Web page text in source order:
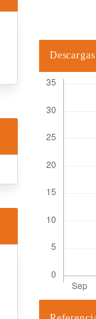
Descargas